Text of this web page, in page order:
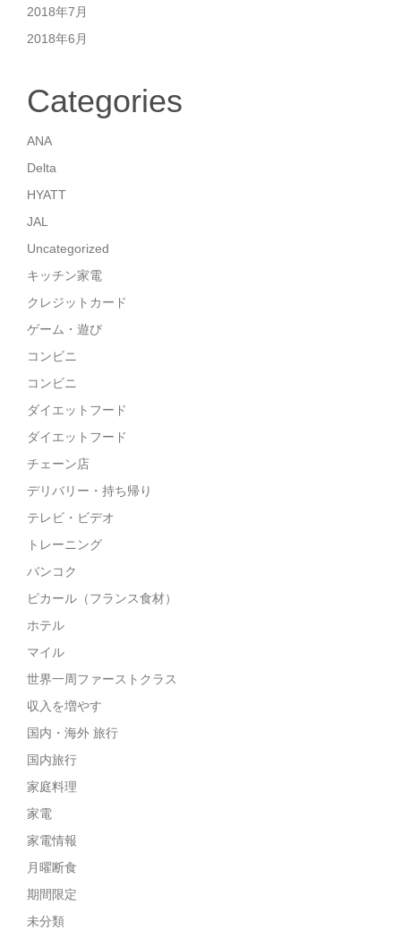
2018年7月
2018年6月
Categories
ANA
Delta
HYATT
JAL
Uncategorized
キッチン家電
クレジットカード
ゲーム・遊び
コンビニ
コンビニ
ダイエットフード
ダイエットフード
チェーン店
デリバリー・持ち帰り
テレビ・ビデオ
トレーニング
バンコク
ピカール（フランス食材）
ホテル
マイル
世界一周ファーストクラス
収入を増やす
国内・海外 旅行
国内旅行
家庭料理
家電
家電情報
月曜断食
期間限定
未分類